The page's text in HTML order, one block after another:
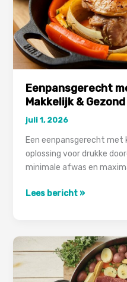
Eenpansgerecht
Makkelijk & Gezond
juli 1, 2026
Een eenpansgerecht met
oplossing voor drukke
minimale afwas en
Eenpansgerecht
en
Groenten
Makkelijk
Lees bericht »